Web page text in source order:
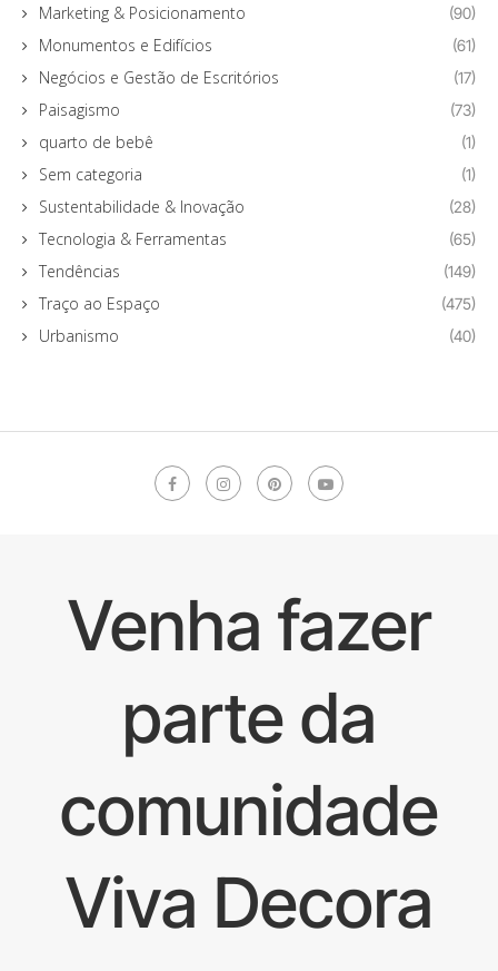
Marketing & Posicionamento (90)
Monumentos e Edifícios (61)
Negócios e Gestão de Escritórios (17)
Paisagismo (73)
quarto de bebê (1)
Sem categoria (1)
Sustentabilidade & Inovação (28)
Tecnologia & Ferramentas (65)
Tendências (149)
Traço ao Espaço (475)
Urbanismo (40)
Venha fazer
parte da
comunidade
Viva Decora